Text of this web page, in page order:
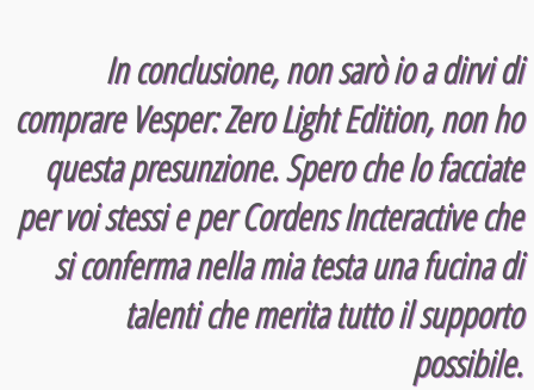
In conclusione, non sarò io a dirvi di
comprare Vesper: Zero Light Edition, non ho
questa presunzione. Spero che lo facciate
per voi stessi e per Cordens Incteractive che
si conferma nella mia testa una fucina di
talenti che merita tutto il supporto
possibile.